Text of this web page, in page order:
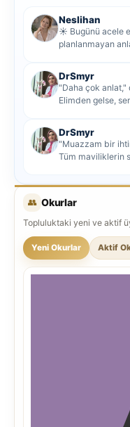
Neslihan
☀️ Bugünü acele
planlanmayan
DrSmyr
"Daha çok
Elimden gelse,
DrSmyr
"Muazzam bir
Tüm maviliklerin
👥 Okurlar
Topluluktaki yeni ve aktif
Yeni Okurlar Aktif